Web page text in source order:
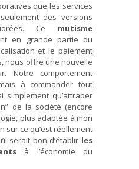
que les services
des versions
Ce mutisme
en grande partie du
et le paiement
nous offre une nouvelle
Notre comportement
à commander tout
simplement qu’attraper
de la société (encore
plus adaptée à mon
sur ce qu’est réellement
serait bon d’établir les
à l’économie du